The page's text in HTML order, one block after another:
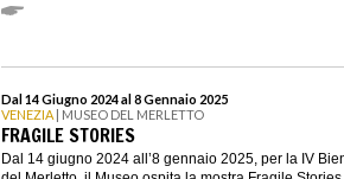
Dal 14 Giugno 2024 al 8 Gennaio 2025
VENEZIA | MUSEO DEL MERLETTO
FRAGILE STORIES
Dal 14 giugno 2024 all’8 gennaio 2025, per la IV